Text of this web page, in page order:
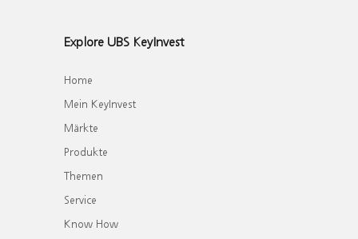
Explore UBS KeyInvest
Home
Mein KeyInvest
Märkte
Produkte
Themen
Service
Know How